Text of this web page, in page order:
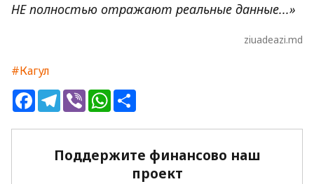
НЕ полностью отражают реальные данные...»
ziuadeazi.md
#Кагул
FacebookTelegram
ViberWhatsApp
Поддержите финансово наш
проект